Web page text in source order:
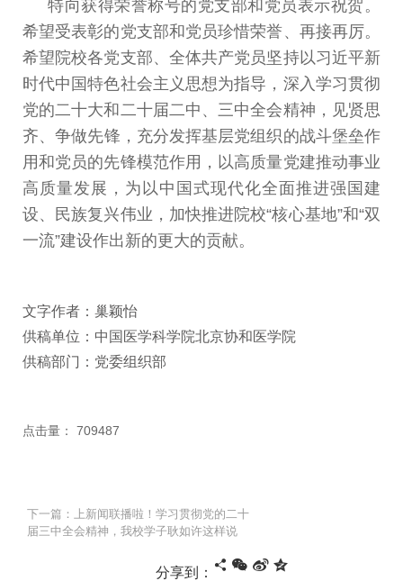
特向获得荣誉称号的党支部和党员表示祝贺 。
希望受表彰的党支部和党员珍惜荣誉、 再接再厉。
希望院校各党支部、 全体共产党员坚持以习近平新
时代中国特色社会主义思想为指导 ， 深入学习贯彻
党的二十大和二十届二中 、三中全会精神 ， 见贤思
齐、争做先锋 ， 充分发挥基层党组织的战斗堡垒作
用和党员的先锋模范作用 ， 以高质量党建推动事业
高质量发展 ， 为以中国式现代化全面推进强国建
设、 民族复兴伟业 ， 加快推进院校“核心基地”和“双
一流”建设作出新的更大的贡献。
文字作者：巢颖怡
供稿单位：中国医学科学院北京协和医学院
供稿部门：党委组织部
点击量： 709487
下一篇：上新闻联播啦！学习贯彻党的二十
届三中全会精神，我校学子耿如许这样说
分享到：